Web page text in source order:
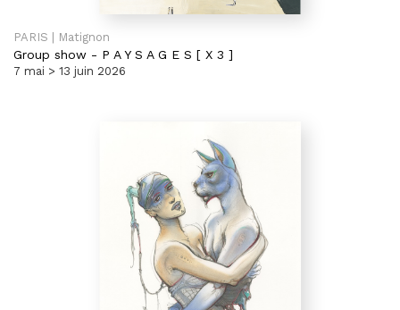
PARIS | Matignon
Group show - P A Y S A G E S [ X 3 ]
7 mai > 13 juin 2026